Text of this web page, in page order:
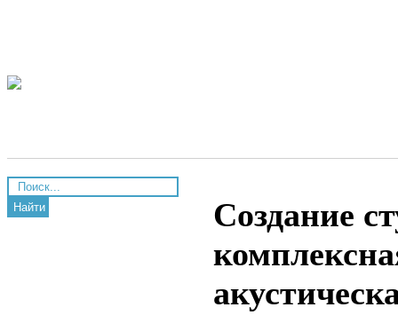
Найти
Создание